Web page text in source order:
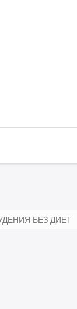
БЕЗ ДИЕТ